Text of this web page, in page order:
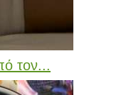
τον...